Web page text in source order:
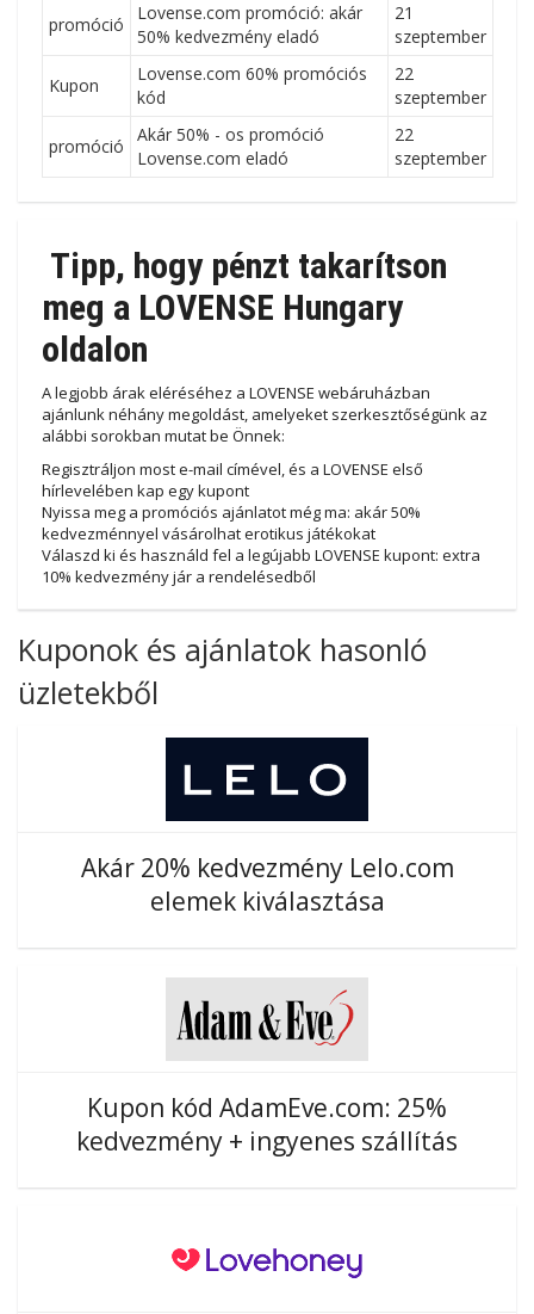
promóció
Lovense.com promóció: akár
50% kedvezmény eladó
21
szeptember
Kupon
Lovense.com 60% promóciós
kód
22
szeptember
promóció
Akár 50% - os promóció
Lovense.com eladó
22
szeptember
Tipp, hogy pénzt takarítson
meg a LOVENSE Hungary
oldalon
A legjobb árak eléréséhez a LOVENSE webáruházban
ajánlunk néhány megoldást, amelyeket szerkesztőségünk az
alábbi sorokban mutat be Önnek:
Regisztráljon most e-mail címével, és a LOVENSE első
hírlevelében kap egy kupont
Nyissa meg a promóciós ajánlatot még ma: akár 50%
kedvezménnyel vásárolhat erotikus játékokat
Válaszd ki és használd fel a legújabb LOVENSE kupont: extra
10% kedvezmény jár a rendelésedből
Kuponok és ajánlatok hasonló
üzletekből
Akár 20% kedvezmény Lelo.com
elemek kiválasztása
Kupon kód AdamEve.com: 25%
kedvezmény + ingyenes szállítás